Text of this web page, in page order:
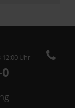
Uhr